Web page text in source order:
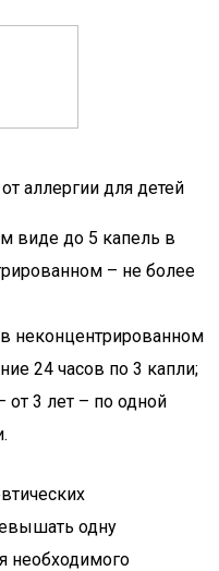
аллергии для детей
виде до 5 капель в
– не более
неконцентрированном
24 часов по 3 капли;
от 3 лет – по одной
одну
необходимого